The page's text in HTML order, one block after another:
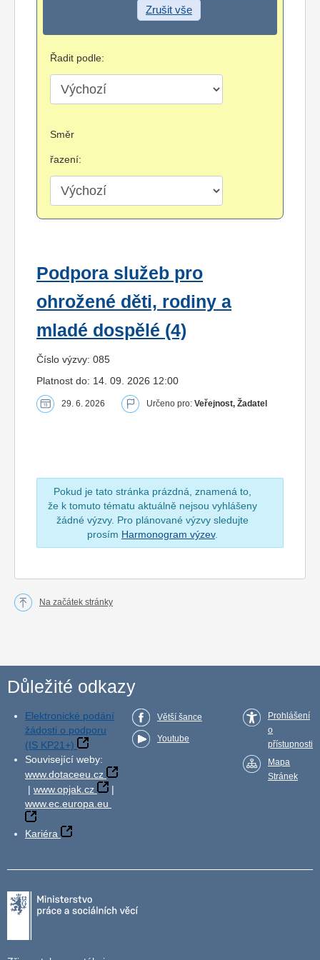
Zrušit vše
Řadit podle:
Směr
řazení:
Podpora služeb pro
ohrožené děti, rodiny a
mladé dospělé (4)
Číslo výzvy: 085
Platnost do: 14. 09. 2026 12:00
29. 6. 2026 Určeno pro: Veřejnost, Žadatel
Pokud je tato stránka prázdná, znamená to,
že k tomuto tématu aktuálně nejsou vyhlášeny
žádné výzvy. Pro plánované výzvy sledujte
prosím Harmonogram výzev.
Na začátek stránky
Důležité odkazy
Elektronické podání
žádosti o podporu
(IS KP21+)
Související weby:
www.dotaceeu.cz
| www.opjak.cz
|
www.ec.europa.eu
Kariéra
Větší šance
Youtube
Prohlášení
o
přístupnosti
Mapa
Stránek